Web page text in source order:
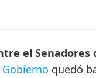
el Senadores
Gobierno quedó